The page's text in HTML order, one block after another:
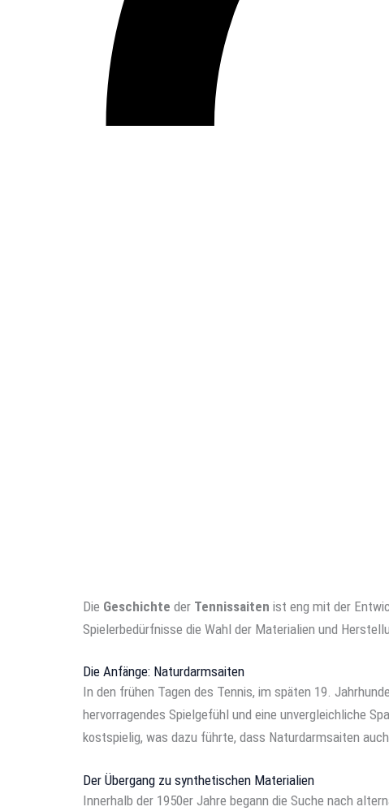
Die Geschichte der Tennissaiten ist eng mit der
Spielerbedürfnisse die Wahl der Materialien und
Die Anfänge: Naturdarmsaiten
In den frühen Tagen des Tennis, im späten 19.
hervorragendes Spielgefühl und eine unvergleichliche
kostspielig, was dazu führte, dass Naturdarmsaiten
Der Übergang zu synthetischen Materialien
Innerhalb der 1950er Jahre begann die Suche nach